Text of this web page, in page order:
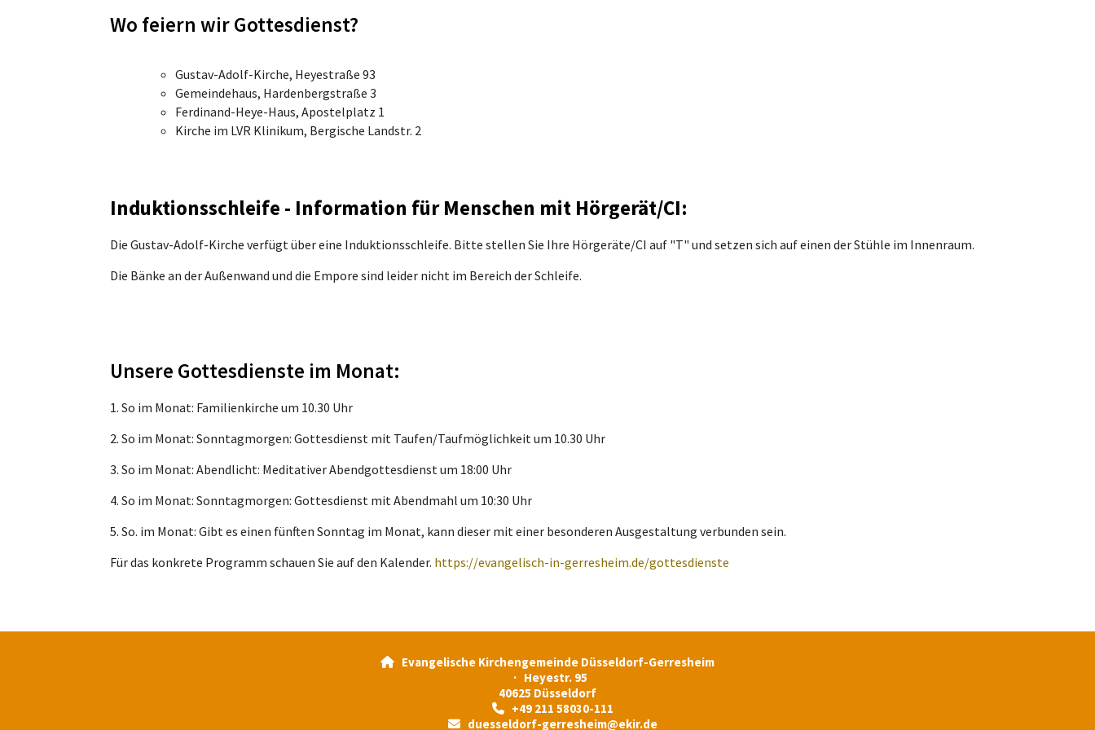
Wo feiern wir Gottesdienst?
Gustav-Adolf-Kirche, Heyestraße 93
Gemeindehaus, Hardenbergstraße 3
Ferdinand-Heye-Haus, Apostelplatz 1
Kirche im LVR Klinikum, Bergische Landstr. 2
Induktionsschleife - Information für Menschen mit Hörgerät/CI:
Die Gustav-Adolf-Kirche verfügt über eine Induktionsschleife. Bitte stellen Sie Ihre Hörgeräte/CI auf "T" und setzen sich auf einen der Stühle im Innenraum.
Die Bänke an der Außenwand und die Empore sind leider nicht im Bereich der Schleife.
Unsere Gottesdienste im Monat:
1. So im Monat: Familienkirche um 10.30 Uhr
2. So im Monat: Sonntagmorgen: Gottesdienst mit Taufen/Taufmöglichkeit um 10.30 Uhr
3. So im Monat: Abendlicht: Meditativer Abendgottesdienst um 18:00 Uhr
4. So im Monat: Sonntagmorgen: Gottesdienst mit Abendmahl um 10:30 Uhr
5. So. im Monat: Gibt es einen fünften Sonntag im Monat, kann dieser mit einer besonderen Ausgestaltung verbunden sein.
Für das konkrete Programm schauen Sie auf den Kalender. https://evangelisch-in-gerresheim.de/gottesdienste

Evangelische Kirchengemeinde Düsseldorf-Gerresheim
· Heyestr. 95
40625 Düsseldorf
+49 211 58030-111
duesseldorf-gerresheim@ekir.de